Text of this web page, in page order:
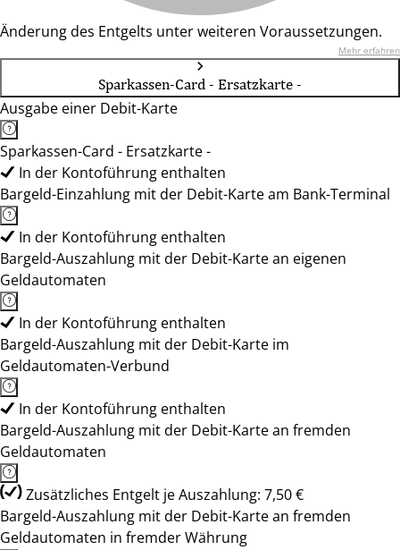
Änderung des Entgelts unter weiteren Voraussetzungen.
Mehr erfahren
Sparkassen-Card - Ersatzkarte -
Ausgabe einer Debit-Karte
Sparkassen-Card - Ersatzkarte -
In der Kontoführung enthalten
Bargeld-Einzahlung mit der Debit-Karte am Bank-Terminal
In der Kontoführung enthalten
Bargeld-Auszahlung mit der Debit-Karte an eigenen
Geldautomaten
In der Kontoführung enthalten
Bargeld-Auszahlung mit der Debit-Karte im
Geldautomaten-Verbund
In der Kontoführung enthalten
Bargeld-Auszahlung mit der Debit-Karte an fremden
Geldautomaten
Zusätzliches Entgelt je Auszahlung: 7,50 €
Bargeld-Auszahlung mit der Debit-Karte an fremden
Geldautomaten in fremder Währung